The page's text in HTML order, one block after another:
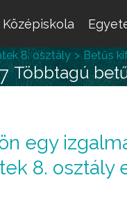
Középiskola
8. osztály Betűs
Többtagú
egy
8. osztály